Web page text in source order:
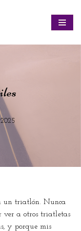
2025
un triatlón. Nunca
ver a otros triatletas
y porque mis